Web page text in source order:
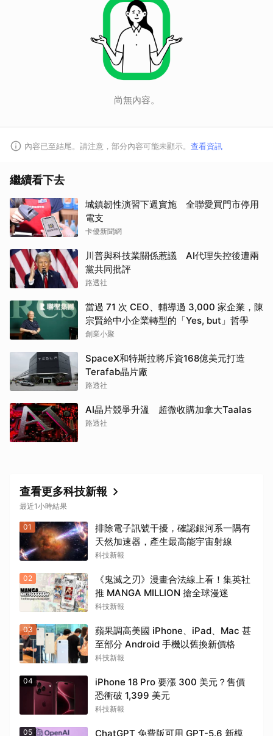
尚無內容。
內容已至結尾。請注意，部分內容可能未顯示。 查看資訊
繼續看下去
城鎮韌性演習下週實施 全聯愛買門市停用
電支
卡優新聞網
川普與科技業關係惹議 AI代理失控後遭兩
黨共同批評
路透社
當過 71 次 CEO、輔導過 3,000 家企業，陳
宗賢給中小企業轉型的「Yes, but」哲學
創業小聚
SpaceX和特斯拉將斥資168億美元打造
Terafab晶片廠
路透社
AI晶片競爭升溫 超微收購加拿大Taalas
路透社
查看更多科技新報
最近1小時結果
01
排除電子訊號干擾，確認銀河系一隅有
天然加速器，產生最高能宇宙射線
科技新報
02
《鬼滅之刃》漫畫合法線上看！集英社
推 MANGA MILLION 搶全球漫迷
科技新報
03
蘋果調高美國 iPhone、iPad、Mac 甚
至部分 Android 手機以舊換新價格
科技新報
04
iPhone 18 Pro 要漲 300 美元？售價
恐衝破 1,399 美元
科技新報
05
ChatGPT 免費版可用 GPT-5.6 新模